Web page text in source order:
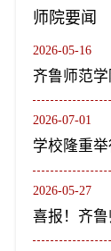
师院要闻
2026-05-16
2026-07-01
2026-05-27